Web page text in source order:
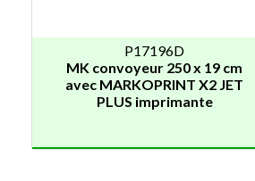
P17196D
MK convoyeur 250 x 19 cm
avec MARKOPRINT X2 JET
PLUS imprimante